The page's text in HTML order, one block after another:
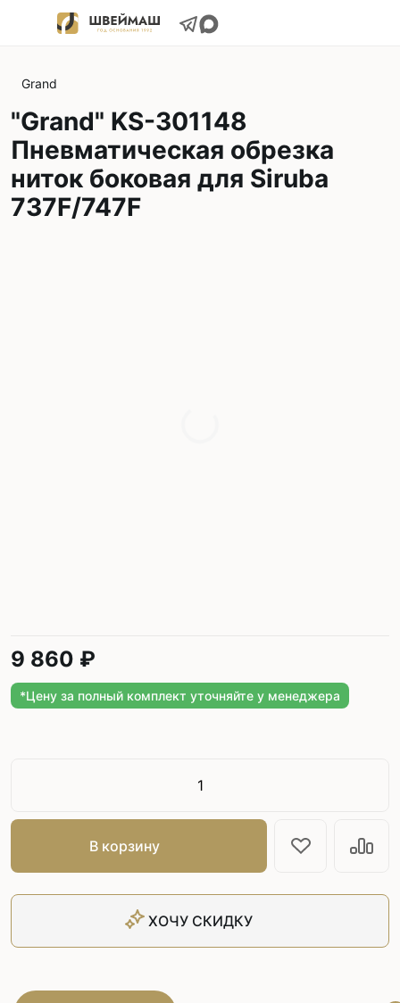
Grand
"Grand" KS-301148
Пневматическая обрезка
ниток боковая для Siruba
737F/747F
9 860 ₽
*Цену за полный комплект уточняйте у менеджера
В корзину
ХОЧУ СКИДКУ